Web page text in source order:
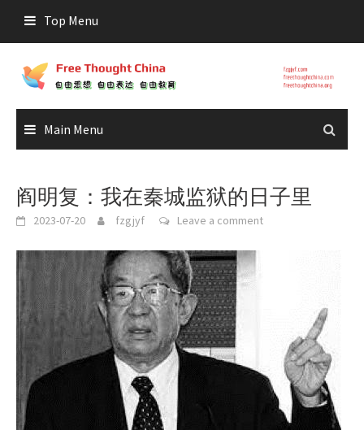
content
Top Menu
Main Menu
阎明复：我在秦城监狱的日子里
2023-07-20 fzgjyf Leave a comment